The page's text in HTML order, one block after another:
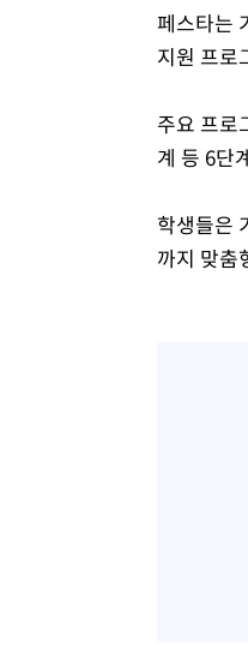
페스타는
지원 프로
주요 프로
계 등 6단
학생들은
까지 맞춤